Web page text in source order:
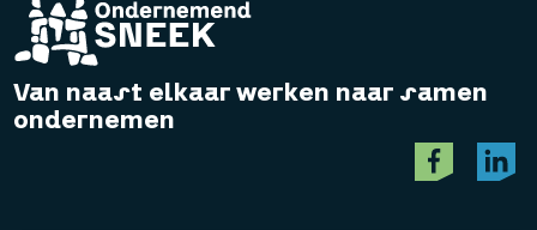
Van naast elkaar werken naar samen
ondernemen